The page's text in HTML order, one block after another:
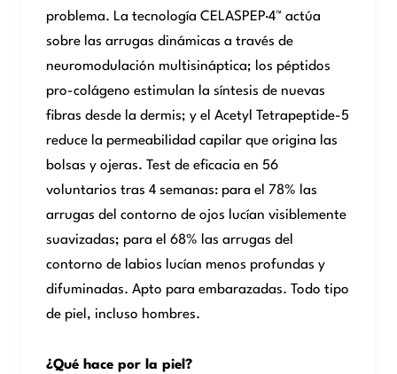
problema. La tecnología CELASPEP·4™ actúa
sobre las arrugas dinámicas a través de
neuromodulación multisináptica; los péptidos
pro-colágeno estimulan la síntesis de nuevas
fibras desde la dermis; y el Acetyl Tetrapeptide-5
reduce la permeabilidad capilar que origina las
bolsas y ojeras. Test de eficacia en 56
voluntarios tras 4 semanas: para el 78% las
arrugas del contorno de ojos lucían visiblemente
suavizadas; para el 68% las arrugas del
contorno de labios lucían menos profundas y
difuminadas. Apto para embarazadas. Todo tipo
de piel, incluso hombres.
¿Qué hace por la piel?